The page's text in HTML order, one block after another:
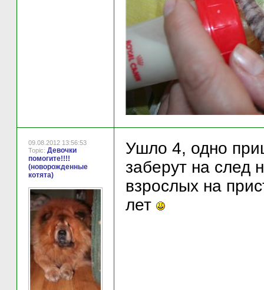
09.08.2012 13:56:53
Topic: Девочки
помогите!!!!
(новорожденные
котята)
Ушло 4, одно
заберут на след
взрослых на
лет